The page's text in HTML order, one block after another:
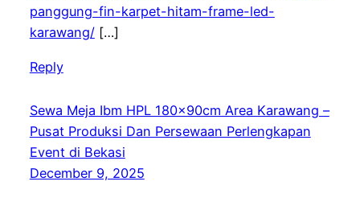
panggung-fin-karpet-hitam-frame-led-
karawang/[…]
Reply
Sewa Meja Ibm HPL 180x90cm Area Karawang –
Pusat Produksi Dan Persewaan Perlengkapan
Event di Bekasi
December 9, 2025